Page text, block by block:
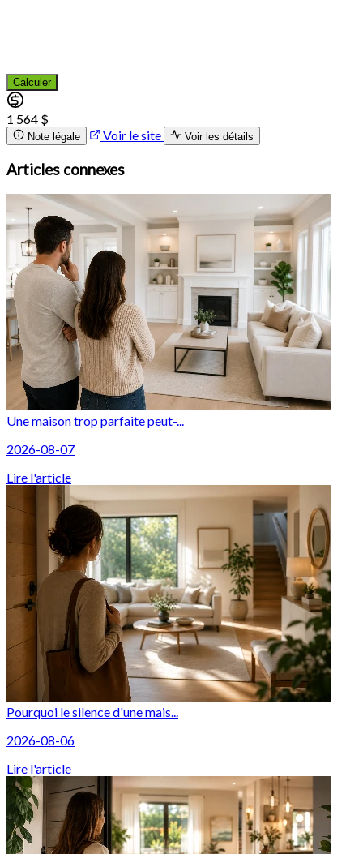
Calculer
1 564 $
Note légale Voir le site Voir les détails
Articles connexes
Une maison trop parfaite peut-...
2026-08-07
Lire l'article
Pourquoi le silence d'une mais...
2026-08-06
Lire l'article